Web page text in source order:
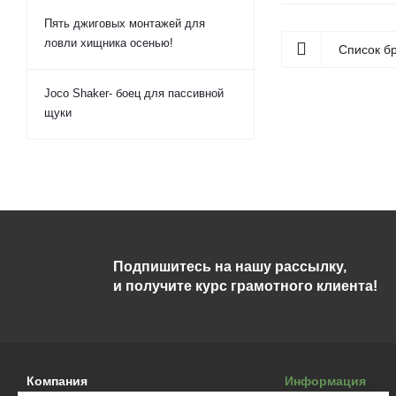
Список
Пять джиговых монтажей для
ловли хищника осенью!
Joco Shaker- боец для пассивной
щуки
Подпишитесь на нашу рассылку,
и получите курс грамотного клиента!
Компания Информация